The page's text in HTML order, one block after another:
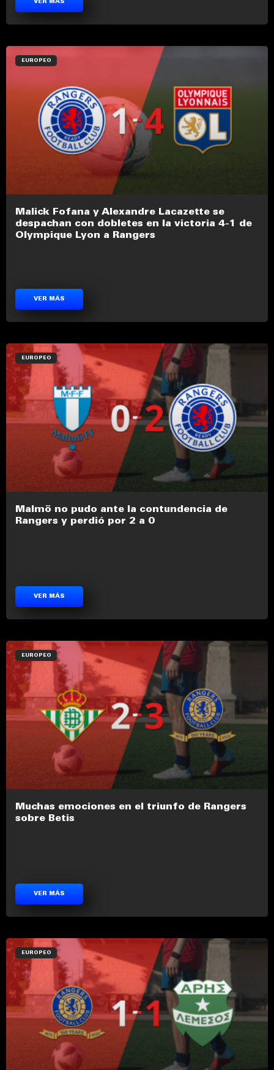
VER MÁS
EUROPEO
Malick Fofana y Alexandre Lacazette se
despachan con dobletes en la victoria 4-1 de
Olympique Lyon a Rangers
VER MÁS
EUROPEO
Malmö no pudo ante la contundencia de
Rangers y perdió por 2 a 0
VER MÁS
EUROPEO
Muchas emociones en el triunfo de Rangers
sobre Betis
VER MÁS
EUROPEO